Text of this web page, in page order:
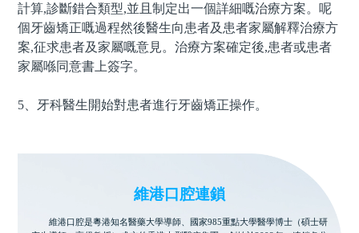
計算,診斷錯合類型,並且制定出一個詳細嘅治療方案。呢
個牙齒矯正嘅過程然後醫生向患者及患者家屬解釋治療方
案,征求患者及家屬嘅意見。治療方案確定後,患者或患者
家屬喺同意書上簽字。
5、牙科醫生開始對患者進行牙齒矯正操作。
維港口腔連鎖
維港口腔是粵港知名醫藥大學導師、國家985重點大學醫學博士（碩士研